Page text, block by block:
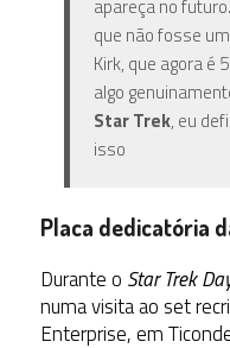
apareça no
que não fosse
Kirk, que agora é
algo
Star Trek, eu
isso
Placa dedicatória
Durante o Star Trek
numa visita ao set
Enterprise, em